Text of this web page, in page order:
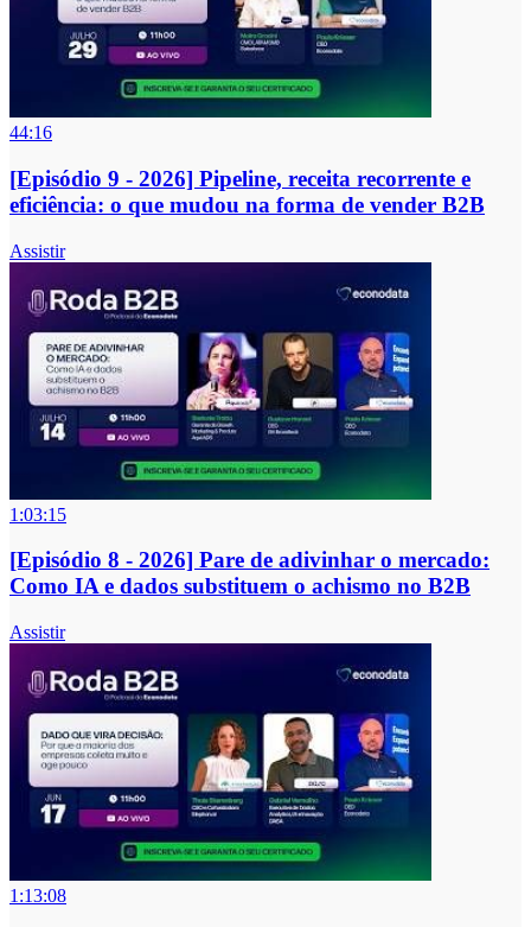
44:16
[Episódio 9 - 2026] Pipeline, receita recorrente e
eficiência: o que mudou na forma de vender B2B
Assistir
1:03:15
[Episódio 8 - 2026] Pare de adivinhar o mercado:
Como IA e dados substituem o achismo no B2B
Assistir
1:13:08